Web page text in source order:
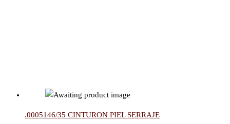
.0005146/35 CINTURON PIEL SERRAJE